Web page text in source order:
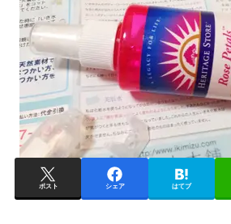
ポスト シェア はてブ